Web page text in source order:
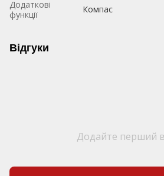
Додаткові
функції
Компас
Відгуки
Додайте перший